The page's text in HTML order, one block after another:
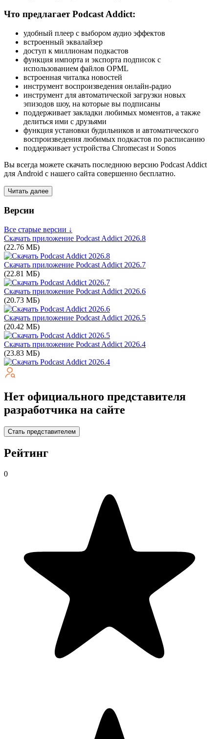
Что предлагает Podcast Addict:
удобный плеер с выбором аудио эффектов
встроенный эквалайзер
доступ к миллионам подкастов
функция импорта и экспорта подписок с
использованием файлов OPML
встроенная читалка новостей
инструмент воспроизведения онлайн-радио
инструмент для автоматической загрузки новых
эпизодов шоу, на которые вы подписаны
поддерживает закладки любимых моментов, а также
делиться ими с друзьями
функция установки будильников и автоматического
воспроизведения любимых подкастов по расписанию
поддерживает устройства Chromecast и Sonos
Вы всегда можете скачать последнюю версию Podcast Addict
для Android с нашего сайта совершенно бесплатно.
Читать далее
Версии
Все старые версии ↓
Скачать приложение Podcast Addict 2026.8
(22.76 МБ)
Скачать приложение Podcast Addict 2026.7
(22.81 МБ)
Скачать приложение Podcast Addict 2026.6
(20.73 МБ)
Скачать приложение Podcast Addict 2026.5
(20.42 МБ)
Скачать приложение Podcast Addict 2026.4
(23.83 МБ)
Нет официального представителя
разработчика на сайте
Стать представителем
Рейтинг
0